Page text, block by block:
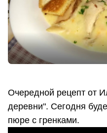
Очередной рецепт от
деревни". Сегодня
пюре с гренками.